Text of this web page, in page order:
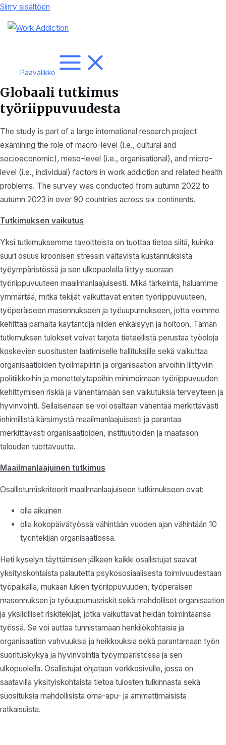
Siirry sisältöön
Päävalikko
Globaali tutkimus
työriippuvuudesta
The study is part of a large international research project
examining the role of macro-level (i.e., cultural and
socioeconomic), meso-level (i.e., organisational), and micro-
level (i.e., individual) factors in work addiction and related health
problems. The survey was conducted from autumn 2022 to
autumn 2023 in over 90 countries across six continents.
Tutkimuksen vaikutus
Yksi tutkimuksemme tavoitteista on tuottaa tietoa siitä, kuinka
suuri osuus kroonisen stressin valtavista kustannuksista
työympäristössä ja sen ulkopuolella liittyy suoraan
työriippuvuuteen maailmanlaajuisesti. Mikä tärkeintä, haluamme
ymmärtää, mitkä tekijät vaikuttavat eniten työriippuvuuteen,
työperäiseen masennukseen ja työuupumukseen, jotta voimme
kehittää parhaita käytäntöjä niiden ehkäisyyn ja hoitoon. Tämän
tutkimuksen tulokset voivat tarjota tieteellistä perustaa työoloja
koskevien suositusten laatimiselle hallituksille sekä vaikuttaa
organisaatioiden työilmapiiriin ja organisaation arvoihin liittyviin
politiikkoihin ja menettelytapoihin minimoimaan työriippuvuuden
kehittymisen riskiä ja vähentämään sen vaikutuksia terveyteen ja
hyvinvointi. Sellaisenaan se voi osaltaan vähentää merkittävästi
inhimillistä kärsimystä maailmanlaajuisesti ja parantaa
merkittävästi organisaatioiden, instituutioiden ja maatason
talouden tuottavuutta.
Maailmanlaajuinen tutkimus
Osallistumiskriteerit maailmanlaajuiseen tutkimukseen ovat:
olla aikuinen
olla kokopäivätyössä vähintään vuoden ajan vähintään 10
työntekijän organisaatiossa.
Heti kyselyn täyttämisen jälkeen kaikki osallistujat saavat
yksityiskohtaista palautetta psykososiaalisesta toimivuudestaan
työpaikalla, mukaan lukien työriippuvuuden, työperäisen
masennuksen ja työuupumusriskit sekä mahdolliset organisaation
ja yksilölliset riskitekijät, jotka vaikuttavat heidän toimintaansa
työssä. Se voi auttaa tunnistamaan henkilökohtaisia ja
organisaation vahvuuksia ja heikkouksia sekä parantamaan työn
suorituskykyä ja hyvinvointia työympäristössä ja sen
ulkopuolella. Osallistujat ohjataan verkkosivulle, jossa on
saatavilla yksityiskohtaista tietoa tulosten tulkinnasta sekä
suosituksia mahdollisista oma-apu- ja ammattimaisista
ratkaisuista.